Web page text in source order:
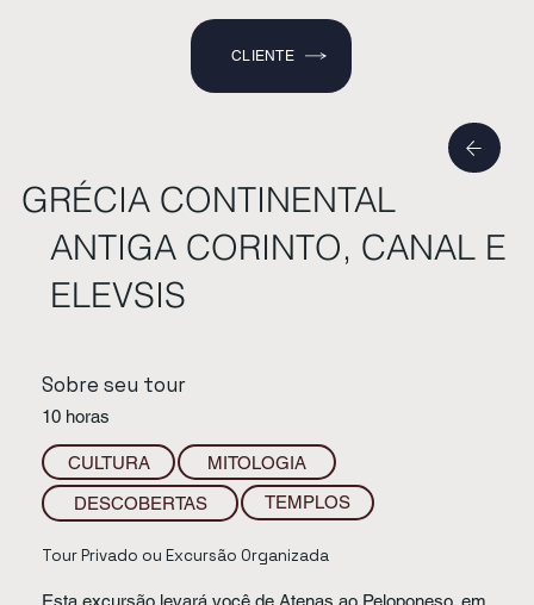
CLIENTE
GRÉCIA CONTINENTAL
ANTIGA CORINTO, CANAL E
ELEVSIS
Sobre seu tour
10 horas
CULTURA MITOLOGIA
DESCOBERTAS TEMPLOS
Tour Privado ou Excursão Organizada
Esta excursão levará você de Atenas ao Peloponeso, em